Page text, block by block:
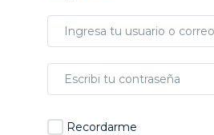
Recordarme